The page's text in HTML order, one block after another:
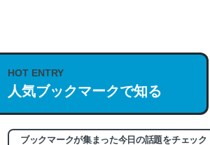
これは良記事。32768トークンだと英語
HOT ENTRY
人気ブックマークで知る
ブックマークが集まった今日の話題をチェック